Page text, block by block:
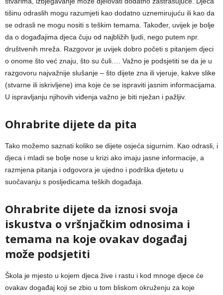
tišinu odraslih mogu razumjeti kao dodatno uznemirujuću ili kao da
se odrasli ne mogu nositi s teškim temama. Također, uvijek je bolje
da o događajima djeca čuju od najbližih ljudi, nego putem npr.
društvenih mreža. Razgovor je uvijek dobro početi s pitanjem djeci
o onome što već znaju, što su čuli…. Važno je podsjetiti se da je u
razgovoru najvažnije slušanje – što dijete zna ili vjeruje, kakve slike
(stvarne ili iskrivljene) ima koje će se ispraviti jasnim informacijama.
U ispravljanju njihovih viđenja važno je biti nježan i pažljiv.
Ohrabrite dijete da pita
Tako možemo saznati koliko se dijete osjeća sigurnim. Kao odrasli, i
djeca i mladi se bolje nose u krizi ako imaju jasne informacije, a
razmjena pitanja i odgovora je ujedno i podrška djetetu u
suočavanju s posljedicama teških događaja.
Ohrabrite dijete da iznosi svoja
iskustva o vršnjačkim odnosima i
temama na koje ovakav događaj
može podsjetiti
Škola je mjesto u kojem djeca žive i rastu i kod mnoge djece će
ovakav događaj koji se zbio u tom bliskom okruženju za koje